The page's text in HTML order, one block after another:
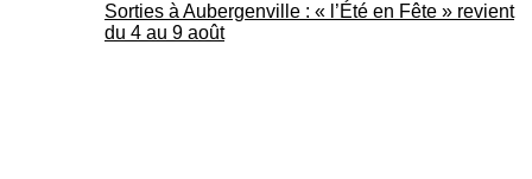
Sorties à Aubergenville : « l’Été en Fête » revient
du 4 au 9 août